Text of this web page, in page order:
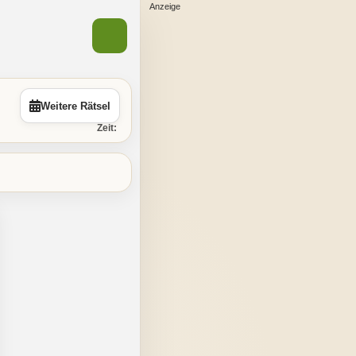
Weitere Rätsel
Zeit: